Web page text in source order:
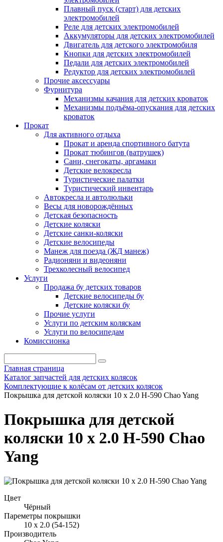
Плавный пуск (старт) для детских
электромобилей
Реле для детских электромобилей
Аккумуляторы для детских электромобилей
Двигатель для детского электромобиля
Кнопки для детских электромобилей
Педали для детских электромобилей
Редуктор для детских электромобилей
Прочие аксессуары
Фурнитура
Механизмы качания для детских кроваток
Механизмы подъёма-опускания для детских
кроваток
Прокат
Для активного отдыха
Прокат и аренда спортивного батута
Прокат тюбингов (ватрушек)
Сани, снегокаты, аргамаки
Детские велокресла
Туристические палатки
Туристический инвентарь
Автокресла и автолюльки
Весы для новорождённых
Детская безопасность
Детские коляски
Детские санки-коляски
Детские велосипеды
Манеж для поезда (ЖД манеж)
Радионяни и видеоняни
Трехколесный велосипед
Услуги
Продажа бу детских товаров
Детские велосипеды бу
Детские коляски бу
Прочие услуги
Услуги по детским коляскам
Услуги по велосипедам
Комиссионка
Главная страница
Каталог запчастей для детских колясок
Комплектующие к колёсам от детских колясок
Покрышка для детской коляски 10 x 2.0 H-590 Chao Yang
Покрышка для детской
коляски 10 x 2.0 H-590 Chao
Yang
Цвет
Чёрный
Пареметры покрышки
10 x 2.0 (54-152)
Производитель